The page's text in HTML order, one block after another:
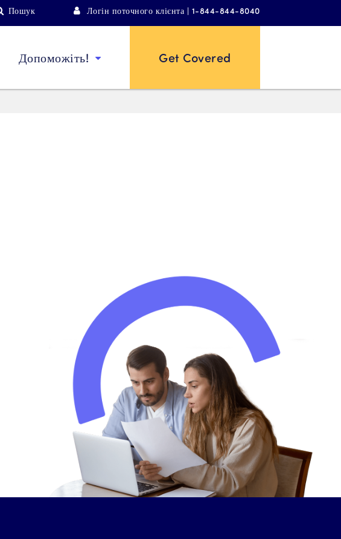
Пошук Логін поточного клієнта | 1-844-844-8040
Допоможіть! Get Covered